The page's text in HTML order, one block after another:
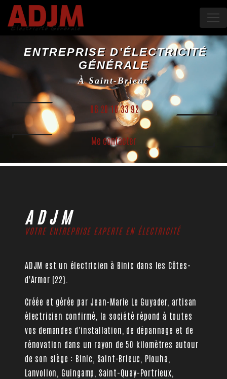
ENTREPRISE D’ÉLECTRICITÉ
GÉNÉRALE
À Saint-Brieuc
06 20 10 33 92
Me contacter
ADJM
VOTRE ENTREPRISE EXPERTE EN ÉLECTRICITÉ
ADJM est un électricien à Binic dans les Côtes-
d'Armor (22).
Créée et gérée par Jean-Marie Le Guyader, artisan
électricien confirmé, la société répond à toutes
vos demandes d'installation, de dépannage et de
rénovation dans un rayon de 50 kilomètres autour
de son siège : Binic, Saint-Brieuc, Plouha,
Lanvollon, Guingamp, Saint-Quay-Portrieux,
Panneau de gestion des cookies